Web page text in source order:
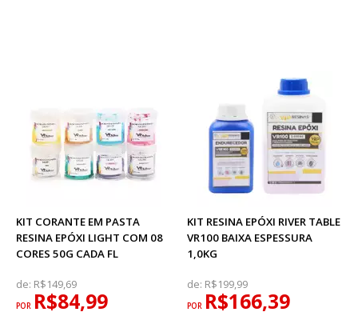
KIT CORANTE EM PASTA
RESINA EPÓXI LIGHT COM 08
CORES 50G CADA FL
de: R$149,69
POR R$84,99
KIT RESINA EPÓXI RIVER TABLE
VR100 BAIXA ESPESSURA
1,0KG
de: R$199,99
POR R$166,39